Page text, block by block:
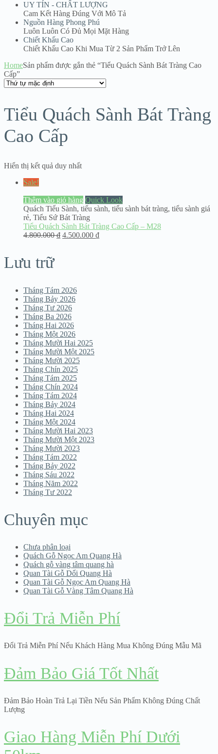
UY TÍN - CHẤT LƯỢNG
Cam Kết Hàng Đúng Với Mô Tả
Nguồn Hàng Phong Phú
Luôn Luôn Có Đủ Mọi Mặt Hàng
Chiết Khấu Cao
Chiết Khấu Cao Khi Mua Từ 2 Sản Phẩm Trở Lên
HomeSản phẩm được gắn thẻ “Tiểu Quách Sành Bát Tràng Cao
Cấp”
Tiểu Quách Sành Bát Tràng
Cao Cấp
Hiển thị kết quả duy nhất
Sale!
Thêm vào giỏ hàng Quick Look
Quách Tiểu Sành, tiểu sành, tiểu sành bát tràng, tiểu sành giá
rẻ, Tiểu Sứ Bát Tràng
Tiểu Quách Sành Bát Tràng Cao Cấp – M28
4.800.000₫ 4.500.000 ₫
Lưu trữ
Tháng Tám 2026
Tháng Bảy 2026
Tháng Tư 2026
Tháng Ba 2026
Tháng Hai 2026
Tháng Một 2026
Tháng Mười Hai 2025
Tháng Mười Một 2025
Tháng Mười 2025
Tháng Chín 2025
Tháng Tám 2025
Tháng Chín 2024
Tháng Tám 2024
Tháng Bảy 2024
Tháng Hai 2024
Tháng Một 2024
Tháng Mười Hai 2023
Tháng Mười Một 2023
Tháng Mười 2023
Tháng Tám 2022
Tháng Bảy 2022
Tháng Sáu 2022
Tháng Năm 2022
Tháng Tư 2022
Chuyên mục
Chưa phân loại
Quách Gỗ Ngọc Am Quang Hà
Quách gỗ vàng tâm quang hà
Quan Tài Gỗ Dổi Quang Hà
Quan Tài Gỗ Ngọc Am Quang Hà
Quan Tài Gỗ Vàng Tâm Quang Hà
Đổi Trả Miễn Phí
Đổi Trả Miễn Phí Nếu Khách Hàng Mua Không Đúng Mẫu Mã
Đảm Bảo Giá Tốt Nhất
Đảm Bảo Hoàn Trả Lại Tiền Nếu Sản Phẩm Không Đúng Chất
Lượng
Giao Hàng Miễn Phí Dưới